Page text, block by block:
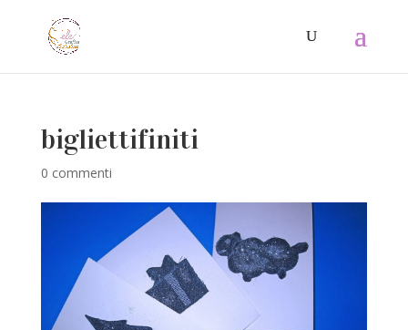
bigliettifiniti
0 commenti